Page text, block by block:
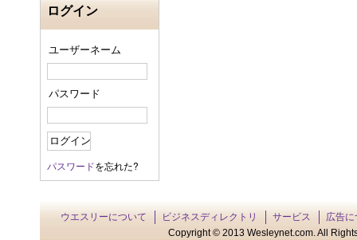
ログイン
ユーザーネーム
パスワード
パスワードを忘れた?
ウエスリーについて ビジネスディレクトリ サービス
広告に
Copyright © 2013 Wesleynet.com. All